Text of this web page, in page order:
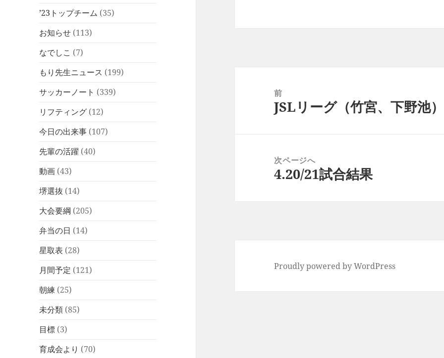
’23トップチーム (35)
お知らせ (113)
なでしこ (7)
もり先生ニュース (199)
サッカーノート (339)
リフティング (12)
今日の出来事 (107)
先輩の活躍 (40)
動画 (43)
堺選抜 (14)
大会要綱 (205)
弁当の日 (14)
星取表 (28)
月間予定 (121)
朝練 (25)
未分類 (85)
目標 (3)
育成会より (70)
前
前
JSLリーグ（竹宮、下野池）
次ページへ
次
4.20/21試合結果
Proudly powered by WordPress